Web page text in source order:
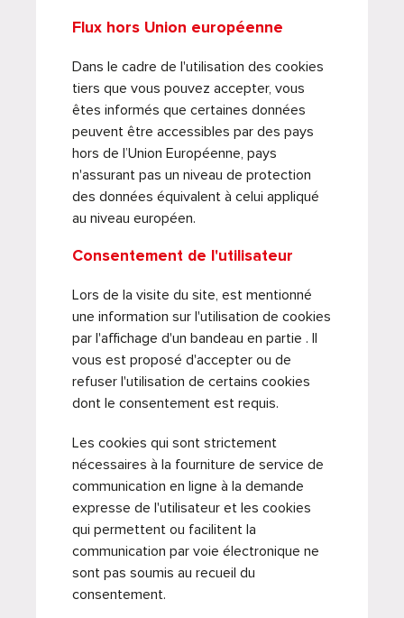
Flux hors Union européenne
Dans le cadre de l'utilisation des cookies
tiers que vous pouvez accepter, vous
êtes informés que certaines données
peuvent être accessibles par des pays
hors de l’Union Européenne, pays
n'assurant pas un niveau de protection
des données équivalent à celui appliqué
au niveau européen.
Consentement de l'utilisateur
Lors de la visite du site, est mentionné
une information sur l'utilisation de cookies
par l'affichage d'un bandeau en partie . Il
vous est proposé d'accepter ou de
refuser l'utilisation de certains cookies
dont le consentement est requis.
Les cookies qui sont strictement
nécessaires à la fourniture de service de
communication en ligne à la demande
expresse de l'utilisateur et les cookies
qui permettent ou facilitent la
communication par voie électronique ne
sont pas soumis au recueil du
consentement.